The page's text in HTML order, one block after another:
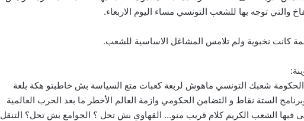
والتي توجه بها للشعب التونسي مساء اليوم الاربعاء.
كانت نخبوية ولم تلامس المشاغل الاساسية للشعب.
شعبك التونسي ماهوش لربعة كعبات متع السياسة بش خاطبتو هكة بلغة
الستة نقاط و التضامن الحكومي وازمة العالم الأخطر ما بعد الحرب العالمية
فيها الشعب الكريم كلام قريب منو… القهاوي بش تحل ؟ الجوامع بش تحل؟ التنقل